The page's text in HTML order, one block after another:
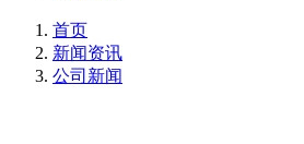
首页
新闻资讯
公司新闻